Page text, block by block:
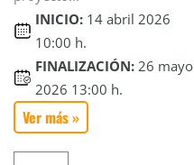
INICIO: 14 abril 2026
10:00 h.
FINALIZACIÓN: 26 mayo
2026 13:00 h.
Ver más »